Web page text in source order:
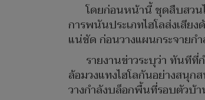
โดยก่อนหน้านี้ ชุดสืบสวน
การพนันประเภทไฮโลส่งเสี
แน่ชัด ก่อนวางแผนกระจายก
รายงานข่าวระบุว่า ทันที
ล้อมวงแทงไฮโลกันอย่างสนุก
วางกำลังบล็อกพื้นที่รอบตัวบ้า